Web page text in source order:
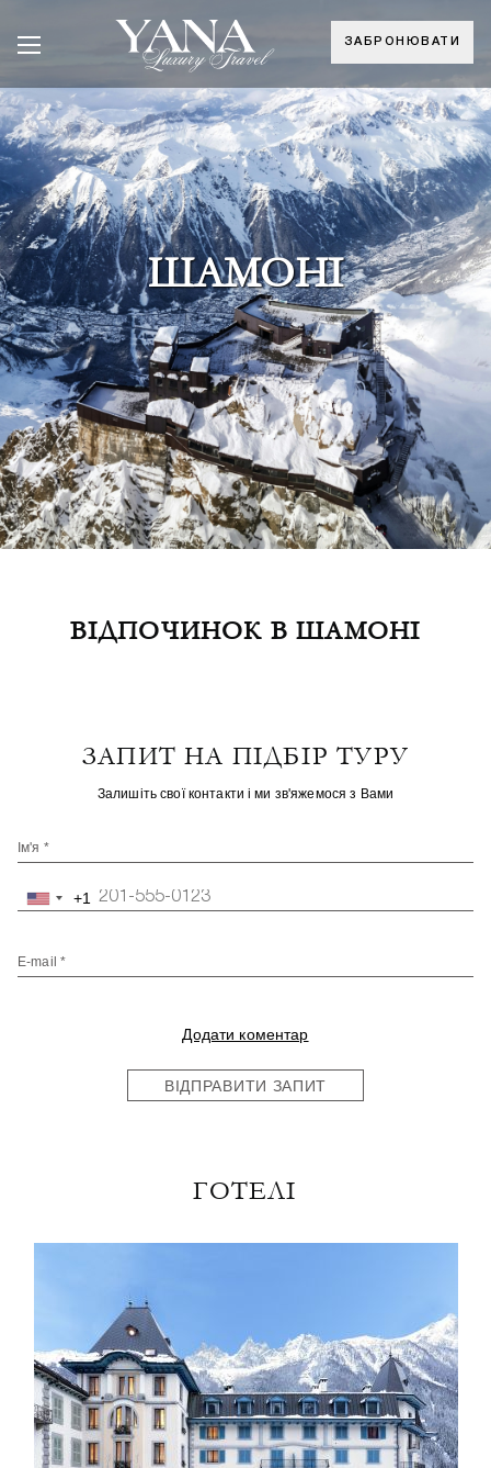
ЗАБРОНЮВАТИ
ШАМОНІ
ВІДПОЧИНОК В ШАМОНІ
ЗАПИТ НА ПІДБІР ТУРУ
Залишіть свої контакти і ми зв'яжемося з Вами
Ім'я *
United+1
E-mail *
Додати коментар
ВІДПРАВИТИ ЗАПИТ
ГОТЕЛІ